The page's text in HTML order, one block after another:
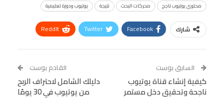
محتوى يوتيوب ناجح
محركات البحث نتيجة يوتيوب ودورة تعليمية
شارك Facebook
Twitter
ReddIt
Tumblr
البريد الإلكتروني
StumbleUpon
VK
السابق بوست
كيفية إنشاء قناة يوتيوب
ناجحة وتحقيق دخل مستمر
القادم بوست
دليلك الشامل لاحتراف الربح
من يوتيوب في 30 يومًا